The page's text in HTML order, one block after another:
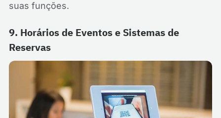
suas funções.
9. Horários de Eventos e Sistemas de
Reservas